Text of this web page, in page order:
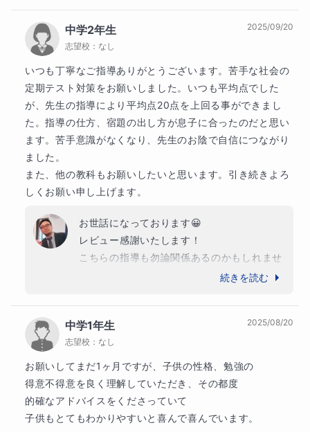
いました。
また、【数式の定義】や【問題文の読み方】など、数式だ
けでなく国語の分野についても指導 を行いました。
すると、ある特定の分野ができないことが判明しました。
特定の分野を中心的に克服することにより、平均点以下し
か取れなかった数学が得意科目になりました。
高得点をコンスタントに取れるようになり、自信をつける
その際には
説明するよう心がけました。
また、説明した内容を生徒さんからも復唱してもら
うよう心がけ、 一方通行にならないような授業
いました。
まとめると
る、こうしたら頑張れると伝えてくれます。
またわからないときは曖昧にせずしっかりと
納得するまで取り組んでくれるためこちらと
しても非常にやりやすいです。
課題になっている計画を立てて、テストまで
に必ずやるところに対して目が通せるよう今
後は工夫をして引き続きゴールまで一緒に走
れるよう尽力して参ります。
中学2年生
志望校： なし
2025/09/20
いつも丁寧なご指導ありがとうございます。苦手な社会の
定期テスト対策をお願いしました。いつも平均点でした
が、先生の指導により平均点20点を上回る事ができまし
た。指導の仕方、宿題の出し方が息子に合ったのだと思い
ます。苦手意識がなくなり、先生のお陰で自信につながり
ました。
また、他の教科もお願いしたいと思います。引き続きよろ
しくお願い申し上げます。
お世話になっております😀
レビュー感謝いたします！
こちらの指導も勿論関係あるのかもしれませ
んが彼の努力の賜物だと感じております。
とも続けていただければと思います！
彼の良いところ【疑問に思った部分を隠さず
聞いてくれる。その場で疑問を即座に解決し
ようとする姿勢。など】はそのまま伸ばして
いただくとより一層結果につながると思いま
す。
続きを読む
中学1年生
志望校： なし
2025/08/20
お願いしてまだ1ヶ月ですが、子供の性格、勉強の
得意不得意を良く理解していただき、その都度
的確なアドバイスをくださっていて
子供もとてもわかりやすいと喜んで喜んでいます。